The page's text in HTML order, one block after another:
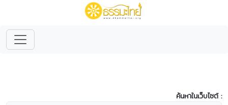
ค้นหาในเว็บไซต์ :